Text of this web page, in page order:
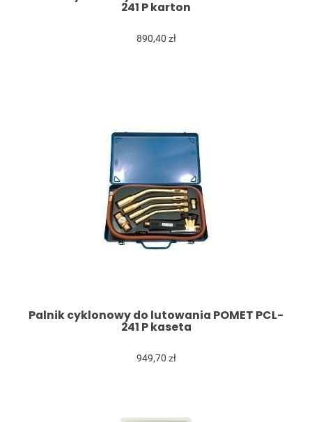
241 P karton
890,40 zł
Palnik cyklonowy do lutowania POMET PCL-
241 P kaseta
949,70 zł